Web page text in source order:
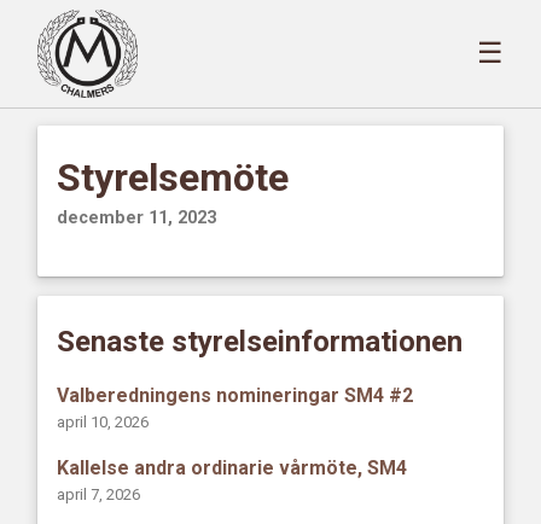
☰
Styrelsemöte
december 11, 2023
Senaste styrelseinformationen
Valberedningens nomineringar SM4 #2
april 10, 2026
Kallelse andra ordinarie vårmöte, SM4
april 7, 2026